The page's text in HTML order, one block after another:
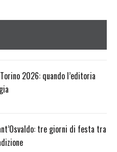
2026: quando l’editoria
tre giorni di festa tra